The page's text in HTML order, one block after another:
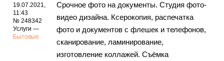
19.07.2021,
11:43
№ 248342
Услуги —
Бытовые
Срочное фото на документы. Студия фото-
видео дизайна. Ксерокопия, распечатка
фото и документов с флешек и телефонов,
сканирование, ламинирование,
изготовление коллажей. Съёмка